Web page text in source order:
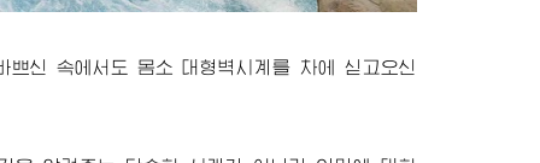
신 속에서도 몸소 대형벽시계를 차에 싣고오신